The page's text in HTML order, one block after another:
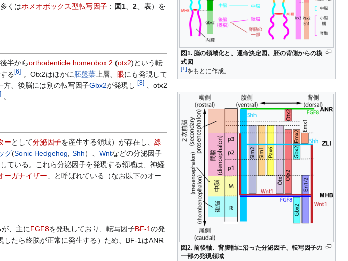
図1. 脳の領域化と、運命決定図。胚の背側からの模
式図
[1]をもとに作成。
図2. 前後軸、背腹軸に沿った分泌因子、転写因子の
一部の発現領域
多くはホメオボックス型転写因子 ： 図1 2 表）を
半からorthodenticle homeobox 2 (otx2)という転
る [6] 。Otx2はほかに 胚盤葉 上層、 眼にも発現して
方、後脳には別の転写因子Gbx2が発現し [8]
、otx2
] 。
ーとして分泌因子を産生する領域）が存在し、 線
グ(Sonic Hedgehog Shh）、 Wntなどの分泌因子
ている。これら分泌因子を発現する領域は、神経
ーガナイザー 」と呼ばれている（なお以下のオー
、主にFGF8を発現しており、転写因子BF-1の発
たら終脳が正常に発生する）ため、BF-1はANR